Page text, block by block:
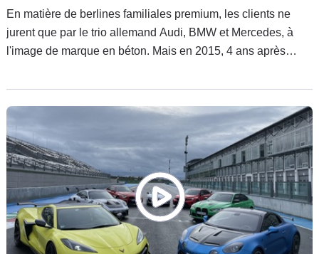
En matière de berlines familiales premium, les clients ne
jurent que par le trio allemand Audi, BMW et Mercedes, à
l'image de marque en béton. Mais en 2015, 4 ans après
redoutable : la Giulia de 2e génération. Mais peut-elle être
crédible face à ses rivales en matière de prestations ? Une
bonne affaire niveau prix ? Caradisiac a regardé pour vous.